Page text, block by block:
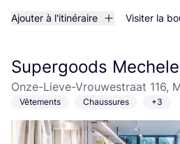
Ajouter à l'itinéraire Visiter la
Supergoods
Onze-Lieve-Vrouwestraat 116,
Vêtements Chaussures +3